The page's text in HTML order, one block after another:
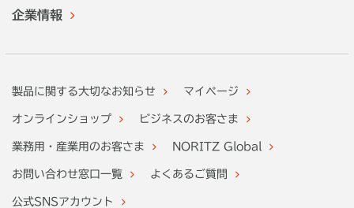
企業情報
製品に関する大切なお知らせ マイページ
オンラインショップ ビジネスのお客さま
業務用・産業用のお客さま NORITZ Global
お問い合わせ窓口一覧 よくあるご質問
公式SNSアカウント